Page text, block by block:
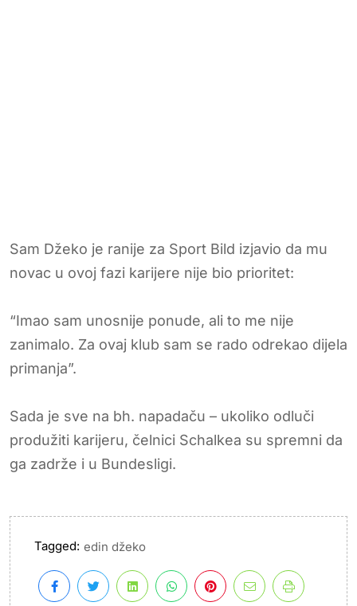
Sam Džeko je ranije za Sport Bild izjavio da mu
novac u ovoj fazi karijere nije bio prioritet:
“Imao sam unosnije ponude, ali to me nije
zanimalo. Za ovaj klub sam se rado odrekao dijela
primanja”.
Sada je sve na bh. napadaču – ukoliko odluči
produžiti karijeru, čelnici Schalkea su spremni da
ga zadrže i u Bundesligi.
Tagged: edin džeko